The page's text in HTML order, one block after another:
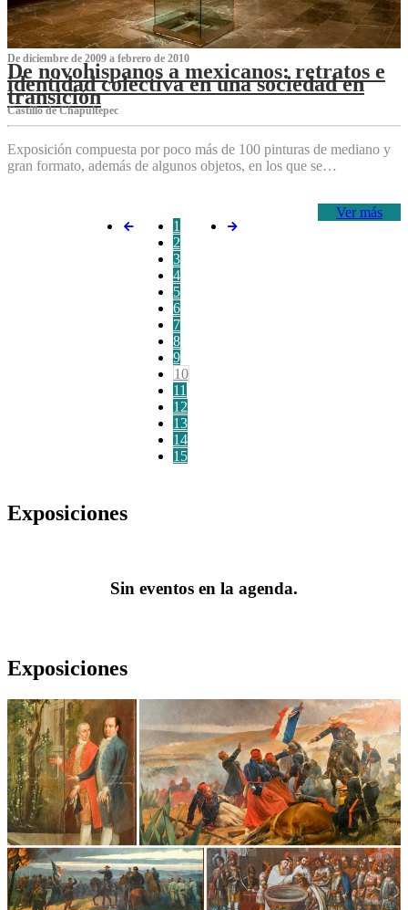
De diciembre de 2009 a febrero de 2010
De novohispanos a mexicanos: retratos e
identidad colectiva en una sociedad en
transición
Castillo de Chapultepec
Exposición compuesta por poco más de 100 pinturas de mediano y
gran formato, además de algunos objetos, en los que se…
Ver más
1
2
3
4
5
6
7
8
9
10
11
12
13
14
15
Exposiciones
Sin eventos en la agenda.
Exposiciones